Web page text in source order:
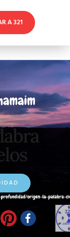
A 321